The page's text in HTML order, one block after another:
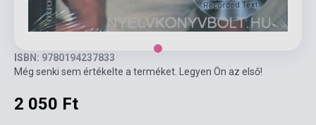
ISBN: 9780194237833
Még senki sem értékelte a terméket. Legyen Ön az első!
2 050 Ft